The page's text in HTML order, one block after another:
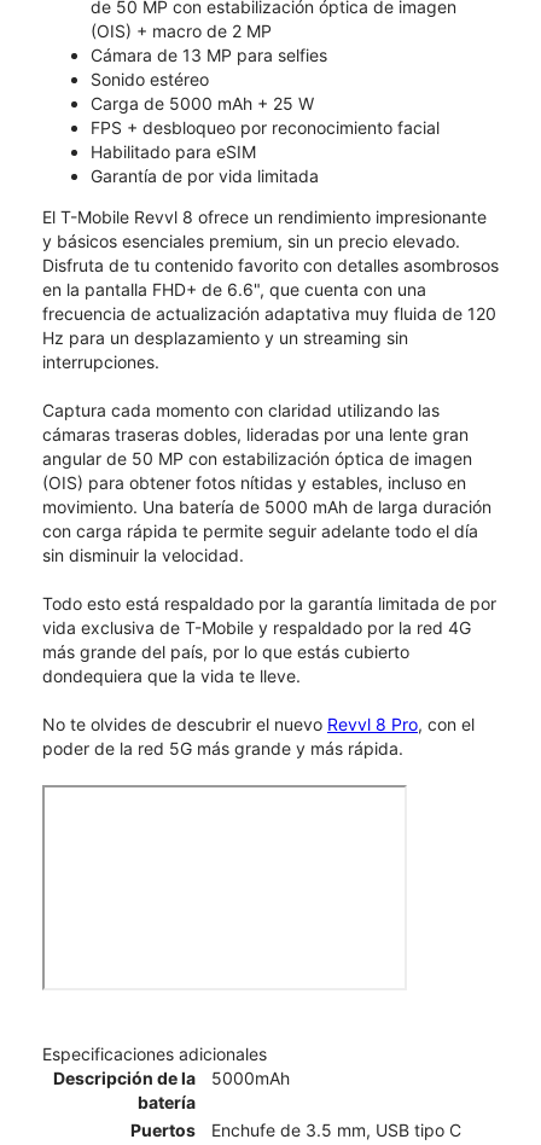
de 50 MP con estabilización óptica de imagen
(OIS) + macro de 2 MP
Cámara de 13 MP para selfies
Sonido estéreo
Carga de 5000 mAh + 25 W
FPS + desbloqueo por reconocimiento facial
Habilitado para eSIM
Garantía de por vida limitada
El T-Mobile Revvl 8 ofrece un rendimiento impresionante
y básicos esenciales premium, sin un precio elevado.
Disfruta de tu contenido favorito con detalles asombrosos
en la pantalla FHD+ de 6.6", que cuenta con una
frecuencia de actualización adaptativa muy fluida de 120
Hz para un desplazamiento y un streaming sin
interrupciones.
Captura cada momento con claridad utilizando las
cámaras traseras dobles, lideradas por una lente gran
angular de 50 MP con estabilización óptica de imagen
(OIS) para obtener fotos nítidas y estables, incluso en
movimiento. Una batería de 5000 mAh de larga duración
con carga rápida te permite seguir adelante todo el día
sin disminuir la velocidad.
Todo esto está respaldado por la garantía limitada de por
vida exclusiva de T-Mobile y respaldado por la red 4G
más grande del país, por lo que estás cubierto
dondequiera que la vida te lleve.
No te olvides de descubrir el nuevo Revvl 8 Pro, con el
poder de la red 5G más grande y más rápida.
Especificaciones adicionales
Descripción de la
batería
5000mAh
Puertos
Enchufe de 3.5 mm, USB tipo C